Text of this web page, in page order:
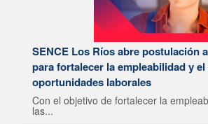
SENCE Los Ríos abre postulación
para fortalecer la empleabilidad y el
oportunidades laborales
Con el objetivo de fortalecer la
las...